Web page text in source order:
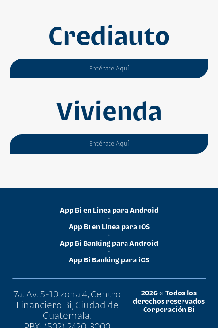
Crediauto
Entérate Aquí
Vivienda
Entérate Aquí
App Bi en Línea para Android
•
App Bi en Línea para iOS
•
App Bi Banking para Android
•
App Bi Banking para iOS
7a. Av. 5-10 zona 4, Centro
Financiero Bi, Ciudad de
Guatemala.
2026 © Todos los
derechos reservados
Corporación Bi